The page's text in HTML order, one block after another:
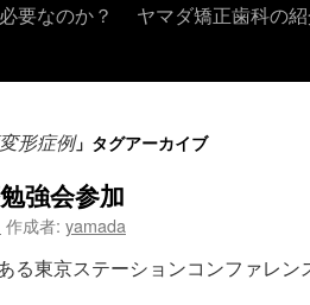
要なのか？
ヤマダ矯正歯科の
形症例」タグアーカイブ
強会参加
作成者: yamada
る東京ステーションコンファレ